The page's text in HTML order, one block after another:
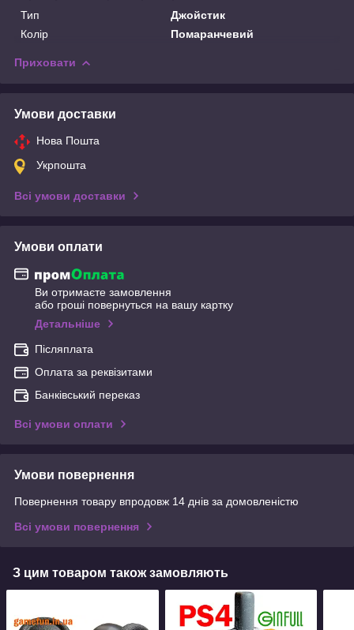
Тип
Джойстик
Колір
Помаранчевий
Приховати
Умови доставки
Нова Пошта
Укрпошта
Всі умови доставки
Умови оплати
Ви отримаєте замовлення
або гроші повернуться на вашу картку
Детальніше
Післяплата
Оплата за реквізитами
Банківський переказ
Всі умови оплати
Умови повернення
Повернення товару впродовж 14 днів за домовленістю
Всі умови повернення
З цим товаром також замовляють